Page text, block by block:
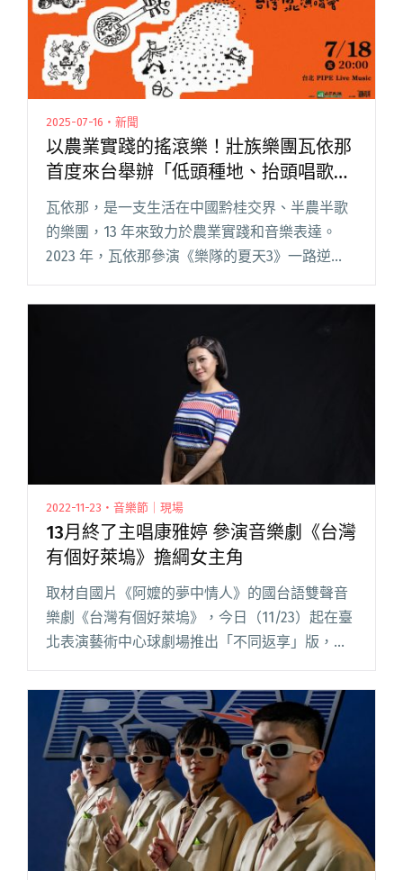
2025-07-16・新聞
以農業實踐的搖滾樂！壯族樂團瓦依那
首度來台舉辦「低頭種地、抬頭唱歌」
演唱會
瓦依那，是一支生活在中國黔桂交界、半農半歌
的樂團，13 年來致力於農業實踐和音樂表達。
2023 年，瓦依那參演《樂隊的夏天3》一路逆
襲，最終取得 hot3 的成績。2024 年，瓦依那因
其獨特的農業美學與搖滾精神，登上 11 月的《紐
團瓦依那首度來台舉辦「低頭種地、抬頭唱歌」
2022-11-23・音樂節｜現場
13月終了主唱康雅婷 參演音樂劇《台灣
有個好萊塢》擔綱女主角
取材自國片《阿嬤的夢中情人》的國台語雙聲音
樂劇《台灣有個好萊塢》，今日（11/23）起在臺
北表演藝術中心球劇場推出「不同返享」版，除
了針對劇本精修、也找來多位新演員，希望在更
好的文本之下，由全新陣容激盪出不同火花，其
中包含剛在今年金音獎以樂閱讀全文 "13月終了主
唱康雅婷 參演音樂劇《台灣有個好萊塢》擔綱女
主角"